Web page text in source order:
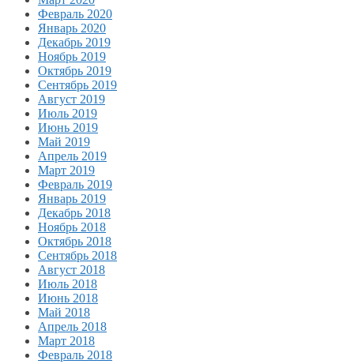
Февраль 2020
Январь 2020
Декабрь 2019
Ноябрь 2019
Октябрь 2019
Сентябрь 2019
Август 2019
Июль 2019
Июнь 2019
Май 2019
Апрель 2019
Март 2019
Февраль 2019
Январь 2019
Декабрь 2018
Ноябрь 2018
Октябрь 2018
Сентябрь 2018
Август 2018
Июль 2018
Июнь 2018
Май 2018
Апрель 2018
Март 2018
Февраль 2018